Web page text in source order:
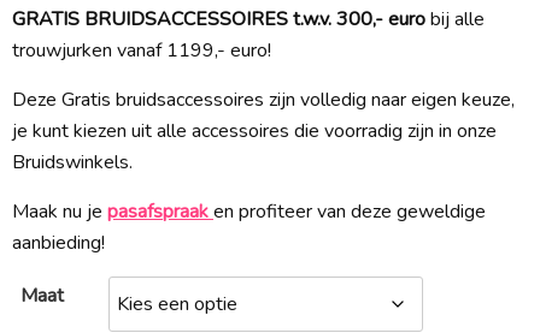
GRATIS BRUIDSACCESSOIRES t.w.v. 300,- eurobij alle
trouwjurken vanaf 1199,- euro!
Deze Gratis bruidsaccessoires zijn volledig naar eigen keuze,
je kunt kiezen uit alle accessoires die voorradig zijn in onze
Bruidswinkels.
Maak nu je pasafspraaken profiteer van deze geweldige
aanbieding!
Maat